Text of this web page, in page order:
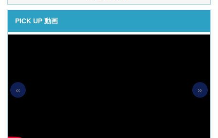
PICK UP 動画
« »